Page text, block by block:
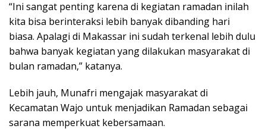
“Ini sangat penting karena di kegiatan ramadan inilah
kita bisa berinteraksi lebih banyak dibanding hari
biasa. Apalagi di Makassar ini sudah terkenal lebih dulu
bahwa banyak kegiatan yang dilakukan masyarakat di
bulan ramadan,” katanya.
Lebih jauh, Munafri mengajak masyarakat di
Kecamatan Wajo untuk menjadikan Ramadan sebagai
sarana memperkuat kebersamaan.